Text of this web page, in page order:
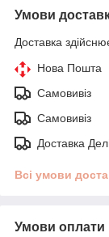
Умови
Доставка
Нова Пошта
Самовивіз
Самовивіз
Доставка
Всі умови
Умови оплати